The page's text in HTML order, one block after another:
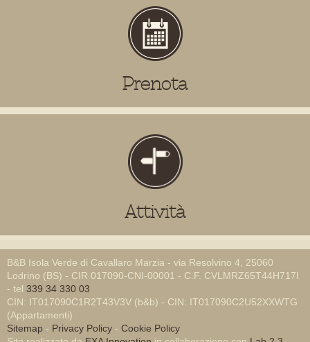
Prenota
Attività
B&B Isola Verde di Cavallaro Marzia - via Resolvino 4, 25060
Lodrino (BS) - CIR 017090-CNI-00001 - C.F. CVLMRZ65T44H717I
- tel 339 34 330 03
CIN: IT017090C1R2T43V3V (b&b) - CIN: IT017090C2U52XXWTG
(Appartamenti)
Sitemap - Privacy Policy - Cookie Policy